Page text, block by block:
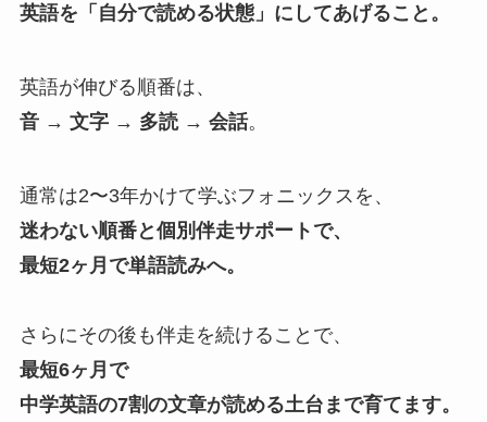
英語を「自分で読める状態」にしてあげること。
英語が伸びる順番は、
音 → 文字 → 多読 → 会話。
通常は2〜3年かけて学ぶフォニックスを、
迷わない順番と個別伴走サポートで、
最短2ヶ月で単語読みへ。
さらにその後も伴走を続けることで、
最短6ヶ月で
中学英語の7割の文章が読める土台まで育てます。